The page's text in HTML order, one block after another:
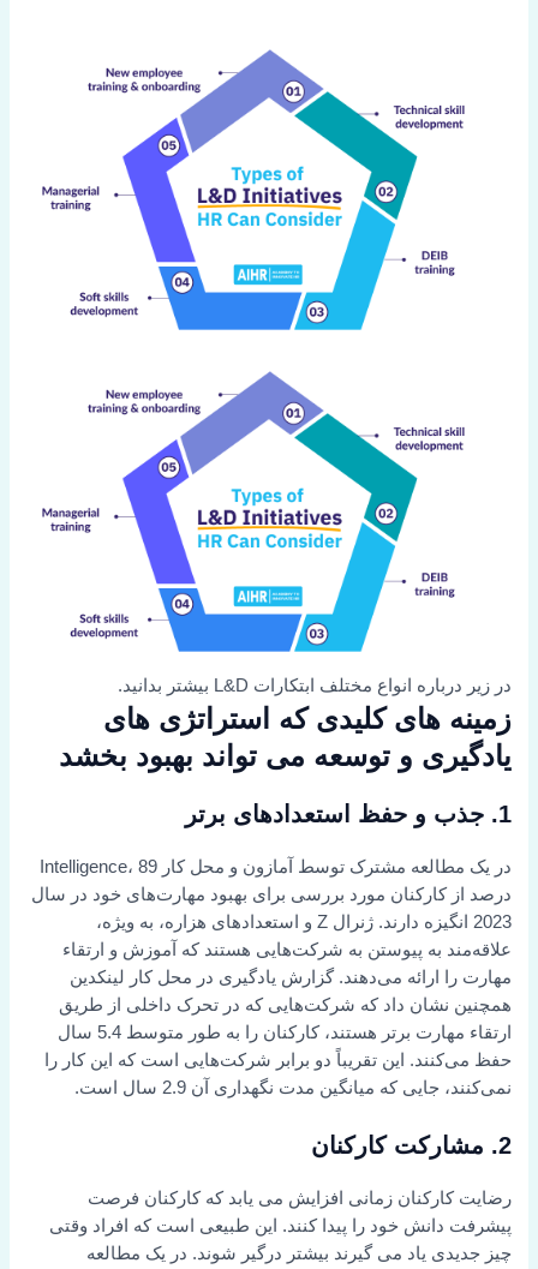
در زیر درباره انواع مختلف ابتکارات L&D بیشتر بدانید.
زمینه های کلیدی که استراتژی های
یادگیری و توسعه می تواند بهبود بخشد
1. جذب و حفظ استعدادهای برتر
در یک مطالعه مشترک توسط آمازون و محل کار Intelligence، 89
درصد از کارکنان مورد بررسی برای بهبود مهارت‌های خود در سال
2023 انگیزه دارند. ژنرال Z و استعدادهای هزاره، به ویژه،
علاقه‌مند به پیوستن به شرکت‌هایی هستند که آموزش و ارتقاء
مهارت را ارائه می‌دهند. گزارش یادگیری در محل کار لینکدین
همچنین نشان داد که شرکت‌هایی که در تحرک داخلی از طریق
ارتقاء مهارت برتر هستند، کارکنان را به طور متوسط 5.4 سال
حفظ می‌کنند. این تقریباً دو برابر شرکت‌هایی است که این کار را
نمی‌کنند، جایی که میانگین مدت نگهداری آن 2.9 سال است.
2. مشارکت کارکنان
رضایت کارکنان زمانی افزایش می یابد که کارکنان فرصت
پیشرفت دانش خود را پیدا کنند. این طبیعی است که افراد وقتی
چیز جدیدی یاد می گیرند بیشتر درگیر شوند. در یک مطالعه